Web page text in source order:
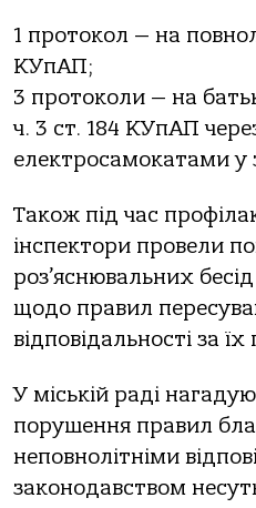
1 протокол — на
КУпАП;
3 протоколи — на
ч. 3 ст. 184 КУпАП
електросамокатами у
Також під час
інспектори провели
роз’яснювальних
щодо правил
відповідальності за
У міській раді
порушення правил
неповнолітніми
законодавством